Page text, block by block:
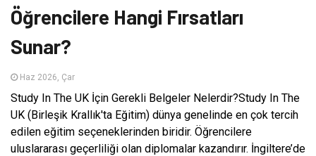
Öğrencilere Hangi Fırsatları
Sunar?
Haz 2026, Çar
Study In The UK İçin Gerekli Belgeler Nelerdir?Study In The
UK (Birleşik Krallık'ta Eğitim) dünya genelinde en çok tercih
edilen eğitim seçeneklerinden biridir. Öğrencilere
uluslararası geçerliliği olan diplomalar kazandırır. İngiltere’de